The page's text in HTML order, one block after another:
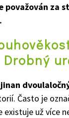
považován za
jinan
Často je
existuje už více